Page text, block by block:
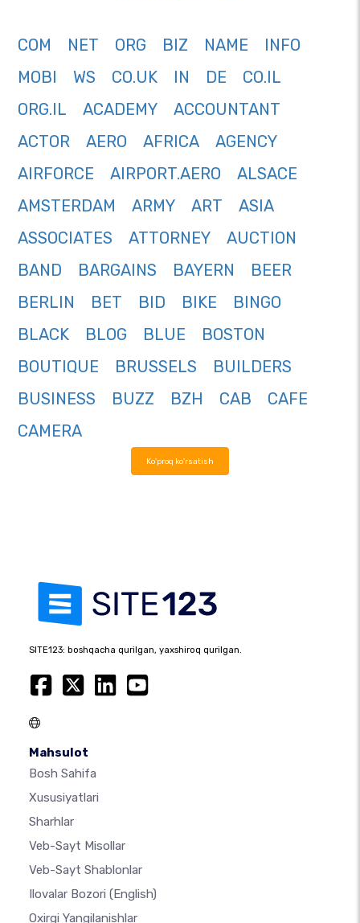
COM NET ORG BIZ NAME
INFO
MOBI
WS CO.UK IN DE
CO.IL
ORG.IL
ACADEMY
ACCOUNTANT
ACTOR
AERO AFRICA
AGENCY
AIRFORCE
AIRPORT.AERO
ALSACE
AMSTERDAM
ARMY ART
ASIA
ASSOCIATES
ATTORNEY
AUCTION
BAND
BARGAINS BAYERN
BEER
BERLIN
BET BID BIKE
BINGO
BLACK
BLOG BLUE
BOSTON
BOUTIQUE
BRUSSELS
BUILDERS
BUSINESS
BUZZ BZH CAB
CAFE
CAMERA
Ko'proq ko'rsatish
SITE123: boshqacha qurilgan, yaxshiroq qurilgan.
Mahsulot
Bosh Sahifa
Xususiyatlari
Sharhlar
Veb-Sayt Misollar
Veb-Sayt Shablonlar
Ilovalar Bozori (English)
Oxirgi Yangilanishlar